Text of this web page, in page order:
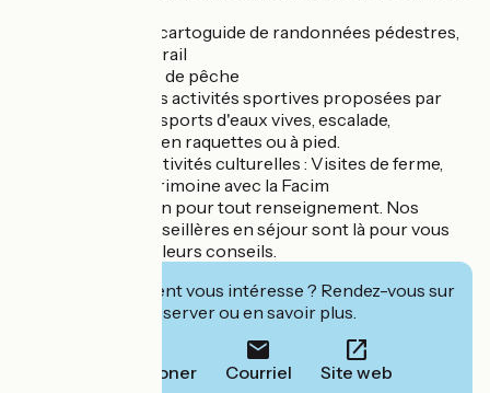
- Vente de livrets cartoguide de randonnées pédestres,
parcours VTT et trail
- Vente de permis de pêche
- Réservations des activités sportives proposées par
nos prestataires : sports d'eaux vives, escalade,
randonnées à ski, en raquettes ou à pied.
- Réservation d'activités culturelles : Visites de ferme,
d'artisanat, du patrimoine avec la Facim
A votre disposition pour tout renseignement. Nos
conseillers et conseillères en séjour sont là pour vous
prodiguer les meilleurs conseils.
Cet établissement vous intéresse ? Rendez-vous sur
leur site pour réserver ou en savoir plus.
Téléphoner Courriel Site web